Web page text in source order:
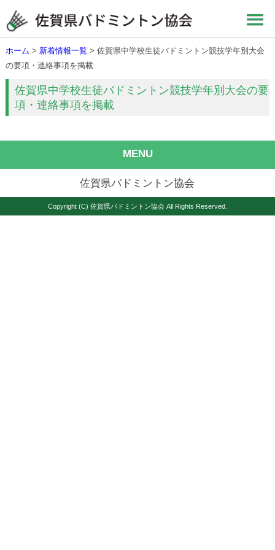
ホーム > 新着情報一覧 > 佐賀県中学校生徒バドミントン競技学年別大会
の要項・連絡事項を掲載
佐賀県中学校生徒バドミントン競技学年別大会の要
項・連絡事項を掲載
MENU
佐賀県バドミントン協会
Copyright (C) 佐賀県バドミントン協会 All Rights Reserved.